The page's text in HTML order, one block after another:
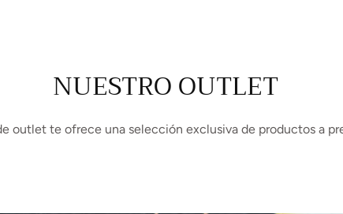
NUESTRO OUTLET
outlet te ofrece una selección exclusiva de productos a